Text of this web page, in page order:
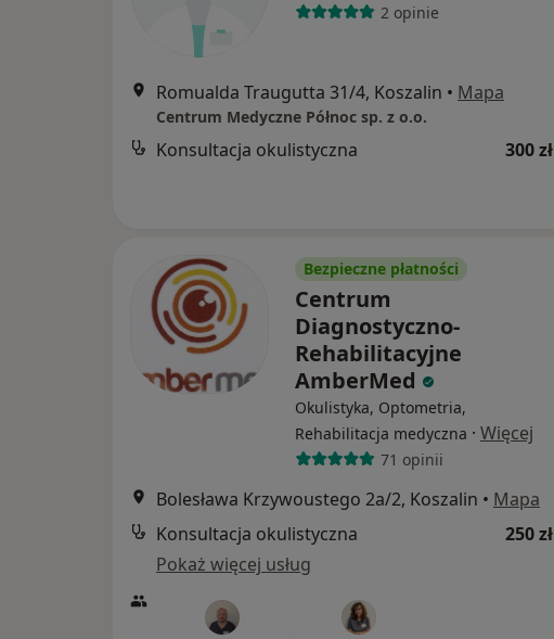
2 opinie
Romualda Traugutta 31/4, Koszalin • Mapa
Centrum Medyczne Północ sp. z o.o.
Konsultacja okulistyczna 300 zł
Bezpieczne płatności
Centrum
Diagnostyczno-
Rehabilitacyjne
AmberMed
Okulistyka, Optometria,
Rehabilitacja medyczna · Więcej
71 opinii
Bolesława Krzywoustego 2a/2, Koszalin • Mapa
Konsultacja okulistyczna
250 zł
Pokaż więcej usług